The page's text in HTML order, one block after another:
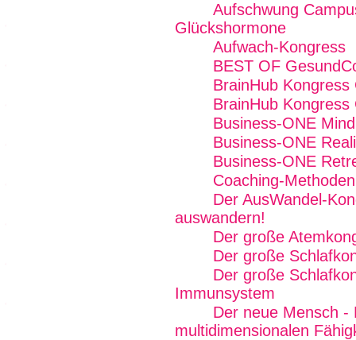
Aufschwung
Glückshormone
Aufwach-Kongress
BEST OF
BrainHub Kongress
BrainHub Kongress
Business-ONE
Business-ONE
Business-ONE
Coaching-
Der AusWandel-
auswandern!
Der große
Der große
Der große
Immunsystem
Der neue Mensch -
multidimensionalen